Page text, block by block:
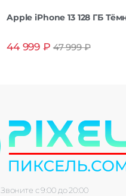
Apple iPhone 13 128 ГБ
44 999 ₽ 47 999₽
Звоните с 9:00 до 20:00